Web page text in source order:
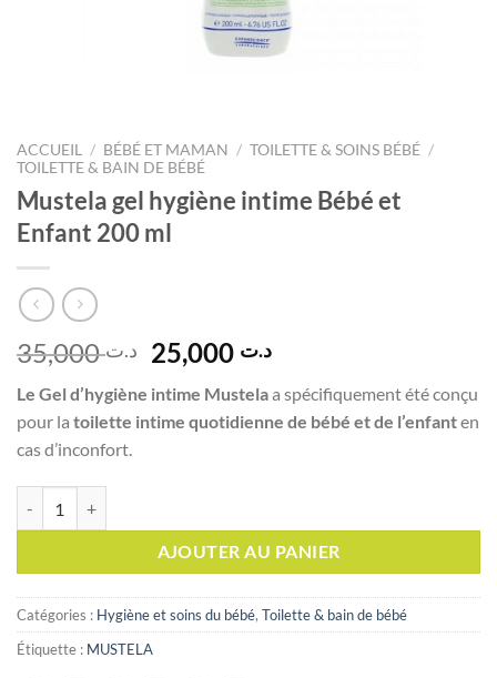
ACCUEIL / BÉBÉ ET MAMAN / TOILETTE & SOINS BÉBÉ /
TOILETTE & BAIN DE BÉBÉ
Mustela gel hygiène intime Bébé et
Enfant 200 ml
د.ت35,000
Le
prix
initial
était :
د.تLe
actuel
est :
Le Gel d’hygiène intime Mustelaa spécifiquement été conçu
pour la toilette intime quotidienne de bébé et de l’enfanten
cas d’inconfort.
AJOUTER AU PANIER
Catégories : Hygiène et soins du bébé, Toilette & bain de bébé
Étiquette : MUSTELA